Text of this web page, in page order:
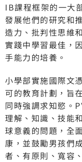
IB課程框架的一大
發展他們的研究和
造力、批判性思維
實踐中學習最佳，
手能力的培養。
小學部實施國際文
可的教育計劃，旨
同時強調求知慾。
理解、知識、技能
球意義的問題，全
康，並鼓勵男孩們
者、有原則、寬容